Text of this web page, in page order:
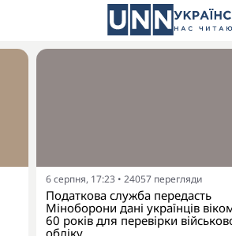
6 серпня, 17:23 • 24057 перегляди
Податкова служба передасть
Міноборони дані українців
60 років для перевірки
обліку